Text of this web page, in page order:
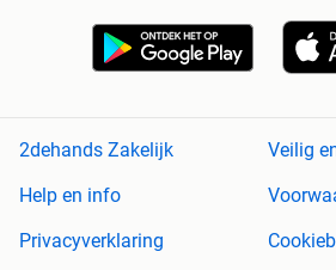
2dehands Zakelijk
Veilig
Help en info
Privacyverklaring